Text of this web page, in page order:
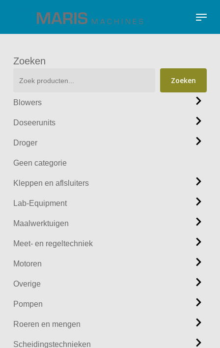
main
Menu
Zoeken
Zoeken
Blowers
Doseerunits
Droger
Geen categorie
Kleppen en aflsluiters
Lab-Equipment
Maalwerktuigen
Meet- en regeltechniek
Motoren
Overige
Pompen
Roeren en mengen
Scheidingstechnieken
Close